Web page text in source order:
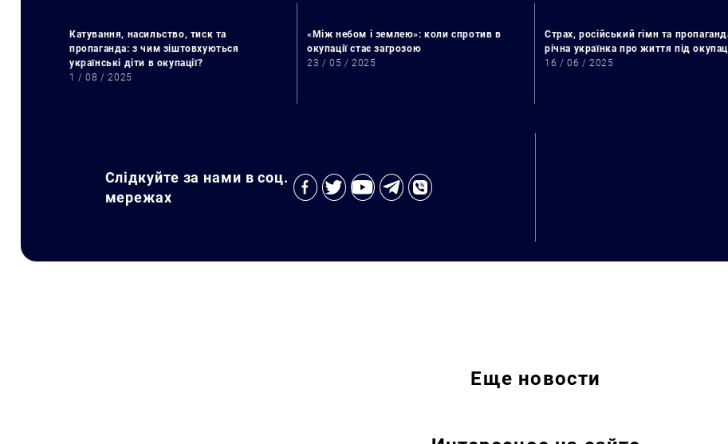
Катування, насильство, тиск та
пропаганда: з чим зіштовхуються
українські діти в окупації?
1 / 08 / 2025
«Між небом і землею»: коли спротив в
окупації стає загрозою
23 / 05 / 2025
Страх, російський гімн та
річна українка про життя під
16 / 06 / 2025
Слідкуйте за нами в соц.
мережах
Еще новости